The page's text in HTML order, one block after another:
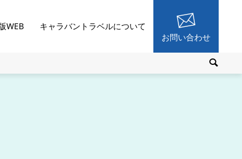
WEB
キャラバントラベルについて
お問い合わせ